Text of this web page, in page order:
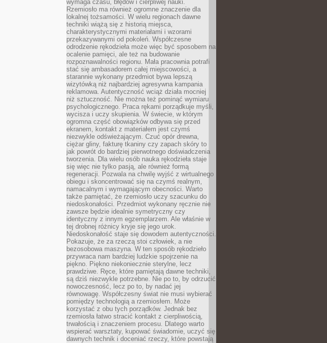
wymaga czasu, błędów i cierpliwej nauki.
Rzemiosło ma również ogromne znaczenie dla
lokalnej tożsamości. W wielu regionach dawne
techniki wiążą się z historią miejsca,
charakterystycznymi materiałami i wzorami
przekazywanymi od pokoleń. Współczesne
odrodzenie rękodzieła może więc być sposobem na
ocalenie pamięci, ale też na budowanie
rozpoznawalności regionu. Mała pracownia potrafi
stać się ambasadorem całej miejscowości, a
starannie wykonany przedmiot bywa lepszą
wizytówką niż najbardziej agresywna kampania
reklamowa. Autentyczność wciąż działa mocniej
niż sztuczność. Nie można też pominąć wymiaru
psychologicznego. Praca rękami porządkuje myśli,
wycisza i uczy skupienia. W świecie, w którym
ogromna część obowiązków odbywa się przed
ekranem, kontakt z materiałem jest czymś
niezwykle odświeżającym. Czuć opór drewna,
ciężar gliny, fakturę tkaniny czy zapach skóry to
jak powrót do bardziej pierwotnego doświadczenia
tworzenia. Dla wielu osób nauka rękodzieła staje
się więc nie tylko pasją, ale również formą
regeneracji. Pozwala na chwilę wyjść z wirtualnego
obiegu i skoncentrować się na czymś realnym,
namacalnym i wymagającym obecności. Warto
także pamiętać, że rzemiosło uczy szacunku do
niedoskonałości. Przedmiot wykonany ręcznie nie
zawsze będzie idealnie symetryczny czy
identyczny z innym egzemplarzem. Ale właśnie w
tej drobnej różnicy kryje się jego urok.
Niedoskonałość staje się dowodem autentyczności.
Pokazuje, że za rzeczą stoi człowiek, a nie
bezosobowa maszyna. W ten sposób rękodzieło
przywraca nam bardziej ludzkie spojrzenie na
piękno. Piękno niekoniecznie sterylne, lecz
prawdziwe. Ręce, które pamiętają dawne techniki,
są dziś niezwykle potrzebne. Nie po to, by odrzucić
nowoczesność, lecz po to, by nadać jej
równowagę. Współczesny świat nie musi wybierać
pomiędzy technologią a rzemiosłem. Może
korzystać z obu tych porządków. Jednak bez
rzemiosła łatwo stracić kontakt z cierpliwością,
trwałością i znaczeniem procesu. Dlatego warto
wspierać warsztaty, kupować świadomie, uczyć się
dawnych technik i doceniać rzeczy, które powstają